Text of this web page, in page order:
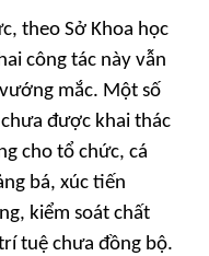
theo Sở Khoa học
công tác này vẫn
mắc. Một số
được khai thác
cho tổ chức, cá
bá, xúc tiến
kiểm soát chất
tuệ chưa đồng bộ.